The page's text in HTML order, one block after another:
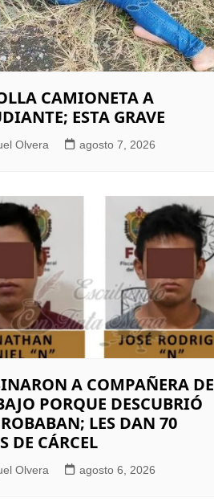
CAMIONETA A
ESTA GRAVE
Olvera agosto 7, 2026
A COMPAÑERA DE
PORQUE DESCUBRIÓ
LES DAN 70
DE CÁRCEL
Olvera agosto 6, 2026